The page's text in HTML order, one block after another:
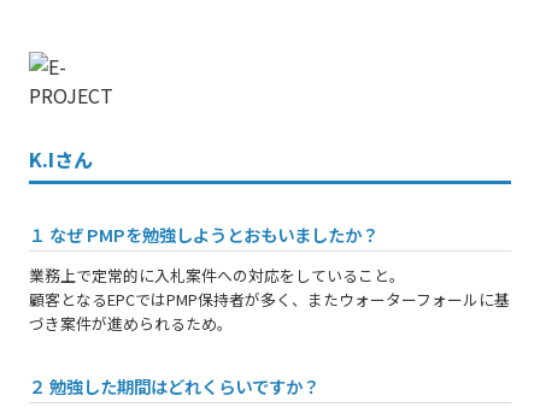
K.Iさん
１ なぜ PMPを勉強しようとおもいましたか？
業務上で定常的に入札案件への対応をしていること。
顧客となるEPCではPMP保持者が多く、またウォーターフォールに基
づき案件が進められるため。
２ 勉強した期間はどれくらいですか？